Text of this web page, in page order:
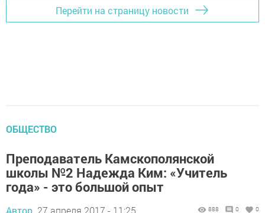
Перейти на страницу новости
ОБЩЕСТВО
Преподаватель Камскополянской
школы №2 Надежда Ким: «Учитель
года» - это большой опыт
Автор, 27 апреля 2017 - 11:25 888 0 0